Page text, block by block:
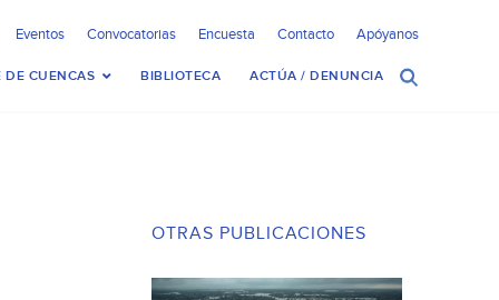
Eventos Convocatorias Encuesta Contacto Apóyanos
DE CUENCAS BIBLIOTECA ACTÚA / DENUNCIA
OTRAS PUBLICACIONES